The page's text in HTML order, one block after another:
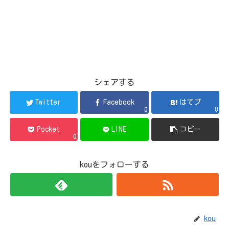
シェアする
Twitter Facebook
0
はてブ
0
Pocket
0
LINE コピー
kouをフォローする
kou